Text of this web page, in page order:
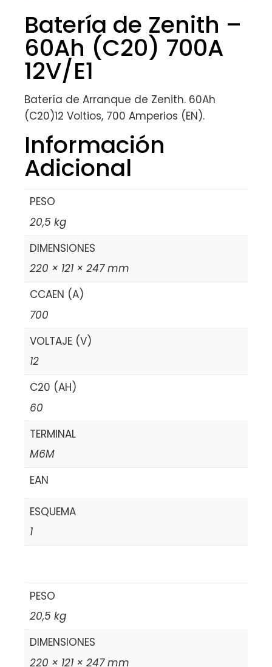
Batería de Zenith –
60Ah (C20) 700A
12V/E1
Batería de Arranque de Zenith. 60Ah
(C20)12 Voltios, 700 Amperios (EN).
Información
Adicional
PESO
20,5 kg
DIMENSIONES
220 × 121 × 247 mm
CCAEN (A)
700
VOLTAJE (V)
12
C20 (AH)
60
TERMINAL
M6M
EAN
ESQUEMA
1
PESO
20,5 kg
DIMENSIONES
220 × 121 × 247 mm